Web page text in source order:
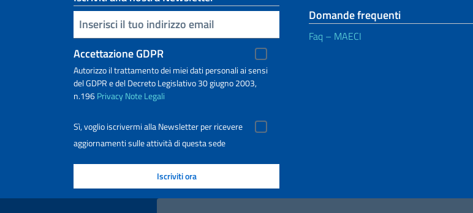
Inserisci la tua email
Accettazione GDPR
Autorizzo il trattamento dei miei dati personali ai sensi
del GDPR e del Decreto Legislativo 30 giugno 2003,
n.196PrivacyNote Legali
Sì, voglio iscrivermi alla Newsletter per ricevere
aggiornamenti sulle attività di questa sede
Domande frequenti
Faq – MAECI